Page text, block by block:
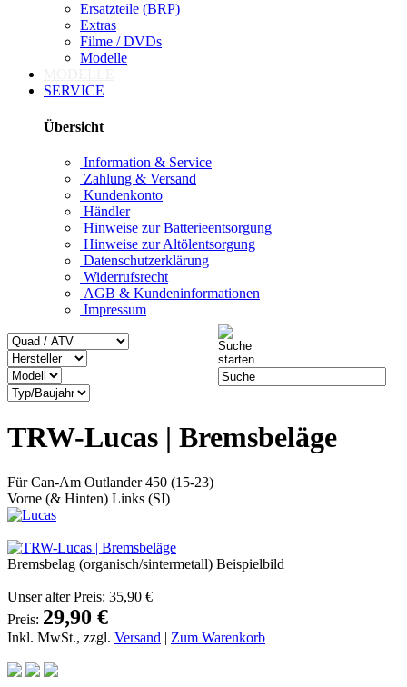
Ersatzteile (BRP)
Extras
Filme / DVDs
Modelle
SERVICE
Übersicht
Information & Service
Zahlung & Versand
Kundenkonto
Händler
Hinweise zur Batterieentsorgung
Hinweise zur Altölentsorgung
Datenschutzerklärung
Widerrufsrecht
AGB & Kundeninformationen
Impressum
TRW-Lucas | Bremsbeläge
Für Can-Am Outlander 450 (15-23)
Vorne (& Hinten) Links (SI)
Bremsbelag (organisch/sintermetall) Beispielbild
Unser alter Preis: 35,90 €
Preis: 29,90 €
Inkl. MwSt., zzgl. Versand | Zum Warenkorb